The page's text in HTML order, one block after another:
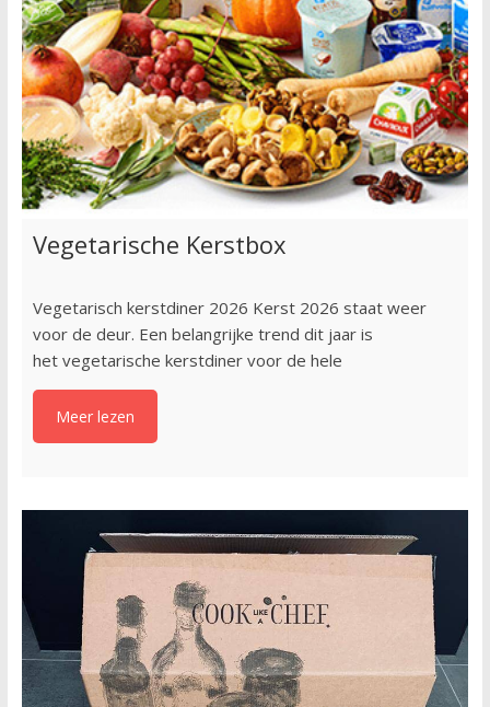
Vegetarische Kerstbox
Vegetarisch kerstdiner 2026 Kerst 2026 staat weer
voor de deur. Een belangrijke trend dit jaar is
het vegetarische kerstdiner voor de hele
Meer lezen